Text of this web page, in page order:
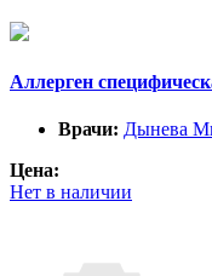
Аллерген
Врачи: Дынева
Цена:
Нет в наличии